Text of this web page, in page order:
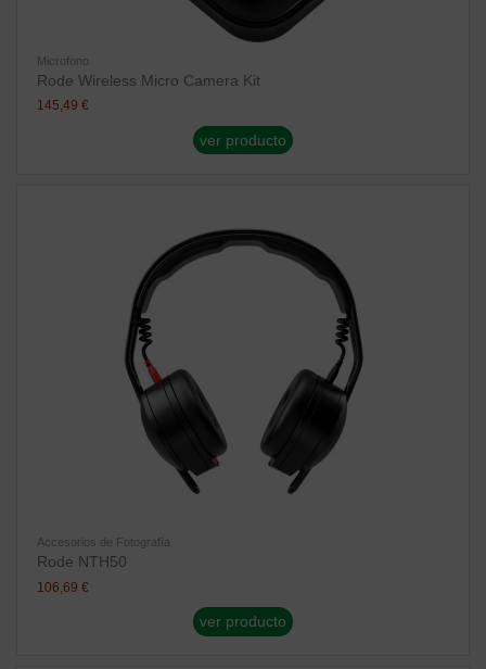
Microfono
Rode Wireless Micro Camera Kit
145,49 €
ver producto
Accesorios de Fotografía
Rode NTH50
106,69 €
ver producto